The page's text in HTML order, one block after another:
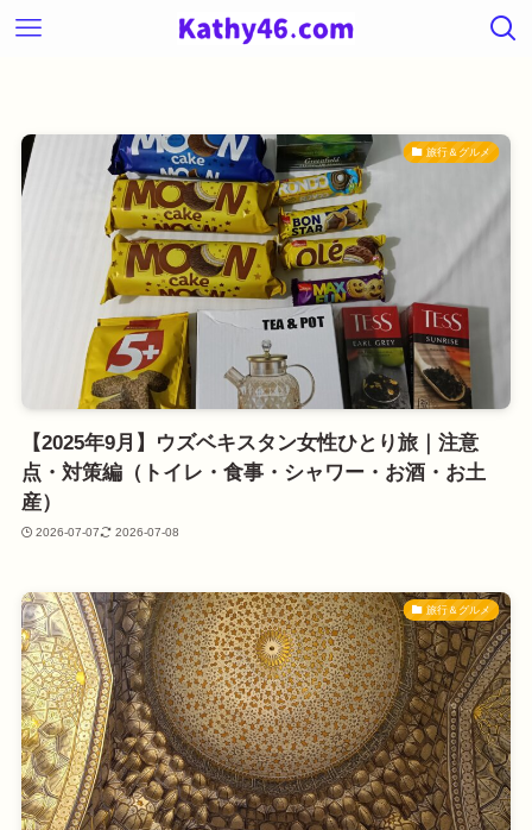
旅行＆グルメ
【2025年9月】ウズベキスタン女性ひとり旅｜注意
点・対策編（トイレ・食事・シャワー・お酒・お土
産）
2026-07-07 2026-07-08
旅行＆グルメ